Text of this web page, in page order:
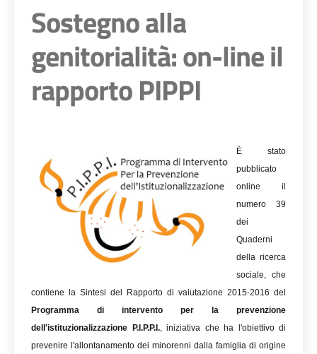
Sostegno alla
genitorialità: on-line il
rapporto PIPPI
È stato
pubblicato
online il
numero 39
dei
Quaderni
della ricerca
sociale, che
contiene la Sintesi del Rapporto di valutazione 2015-2016 del
Programma di intervento per la prevenzione
dell'istituzionalizzazione P.I.P.P.I., iniziativa che ha l'obiettivo di
prevenire l'allontanamento dei minorenni dalla famiglia di origine